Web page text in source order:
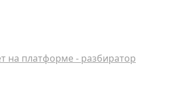
на платформе - разбиратор